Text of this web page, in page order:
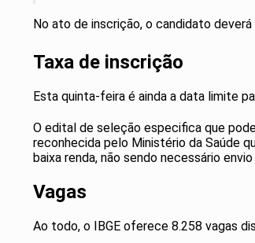
No ato de inscrição, o candidato
Taxa de inscrição
Esta quinta-feira é ainda a data limite
O edital de seleção especifica que
reconhecida pelo Ministério da Saúde
baixa renda, não sendo necessário
Vagas
Ao todo, o IBGE oferece 8.258 vagas